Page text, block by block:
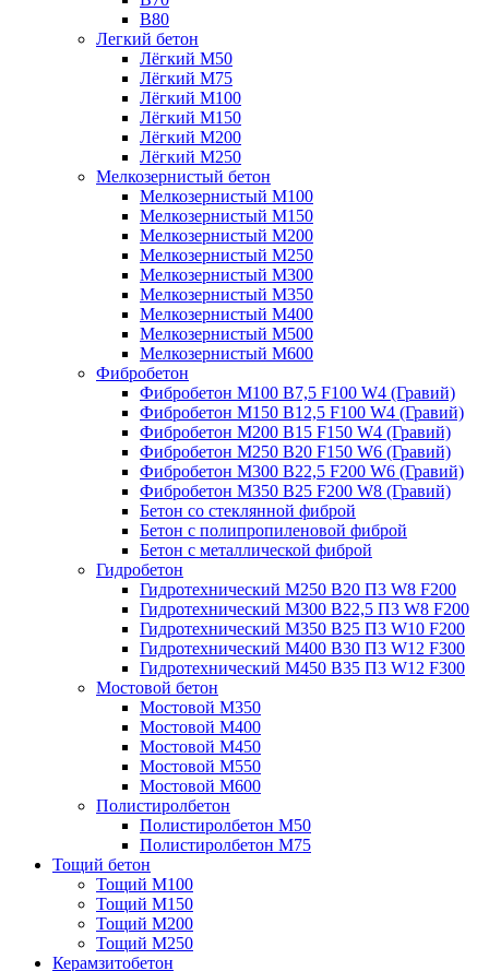
B80
Легкий бетон
Лёгкий М50
Лёгкий М75
Лёгкий М100
Лёгкий М150
Лёгкий М200
Лёгкий М250
Мелкозернистый бетон
Мелкозернистый М100
Мелкозернистый М150
Мелкозернистый М200
Мелкозернистый М250
Мелкозернистый М300
Мелкозернистый М350
Мелкозернистый М400
Мелкозернистый М500
Мелкозернистый М600
Фибробетон
Фибробетон М100 B7,5 F100 W4 (Гравий)
Фибробетон М150 B12,5 F100 W4 (Гравий)
Фибробетон М200 B15 F150 W4 (Гравий)
Фибробетон М250 B20 F150 W6 (Гравий)
Фибробетон М300 B22,5 F200 W6 (Гравий)
Фибробетон М350 B25 F200 W8 (Гравий)
Бетон со стеклянной фиброй
Бетон с полипропиленовой фиброй
Бетон с металлической фиброй
Гидробетон
Гидротехнический М250 B20 П3 W8 F200
Гидротехнический М300 B22,5 П3 W8 F200
Гидротехнический М350 B25 П3 W10 F200
Гидротехнический М400 B30 П3 W12 F300
Гидротехнический М450 B35 П3 W12 F300
Мостовой бетон
Мостовой М350
Мостовой М400
Мостовой М450
Мостовой М550
Мостовой М600
Полистиролбетон
Полистиролбетон М50
Полистиролбетон М75
Тощий бетон
Тощий М100
Тощий М150
Тощий М200
Тощий М250
Керамзитобетон